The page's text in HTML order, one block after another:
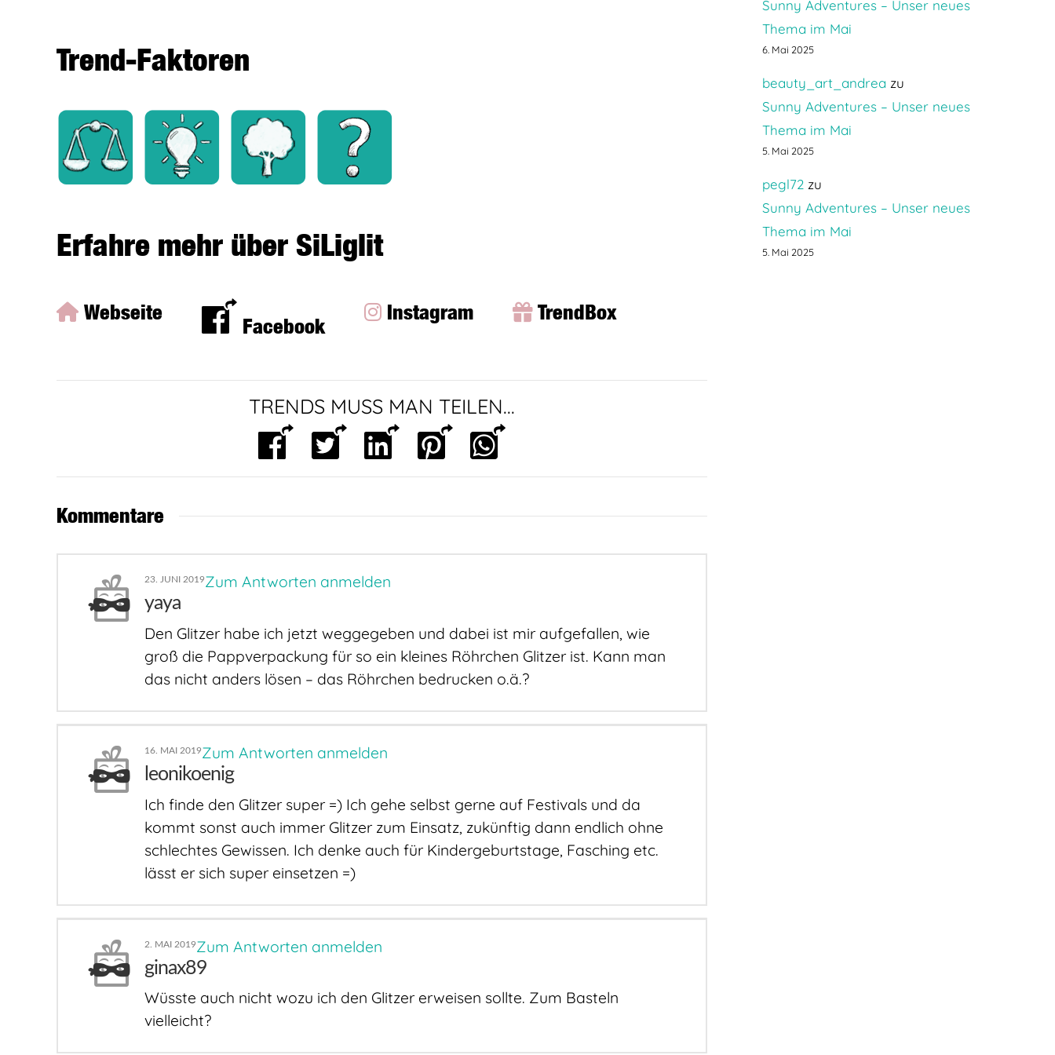
Trend-Faktoren
Erfahre mehr über SiLiglit
Webseite
Facebook
Instagram TrendBox
TRENDS MUSS MAN TEILEN...
Kommentare
23. JUNI 2019Zum Antworten anmelden
yaya
Den Glitzer habe ich jetzt weggegeben und dabei ist mir aufgefallen, wie
groß die Pappverpackung für so ein kleines Röhrchen Glitzer ist. Kann man
das nicht anders lösen – das Röhrchen bedrucken o.ä.?
16. MAI 2019Zum Antworten anmelden
leonikoenig
Ich finde den Glitzer super =) Ich gehe selbst gerne auf Festivals und da
kommt sonst auch immer Glitzer zum Einsatz, zukünftig dann endlich ohne
schlechtes Gewissen. Ich denke auch für Kindergeburtstage, Fasching etc.
lässt er sich super einsetzen =)
2. MAI 2019Zum Antworten anmelden
ginax89
Wüsste auch nicht wozu ich den Glitzer erweisen sollte. Zum Basteln
vielleicht?
Sunny Adventures – Unser neues
Thema im Mai
6. Mai 2025
beauty_art_andrea zu
Sunny Adventures – Unser neues
Thema im Mai
5. Mai 2025
pegl72 zu
Sunny Adventures – Unser neues
Thema im Mai
5. Mai 2025